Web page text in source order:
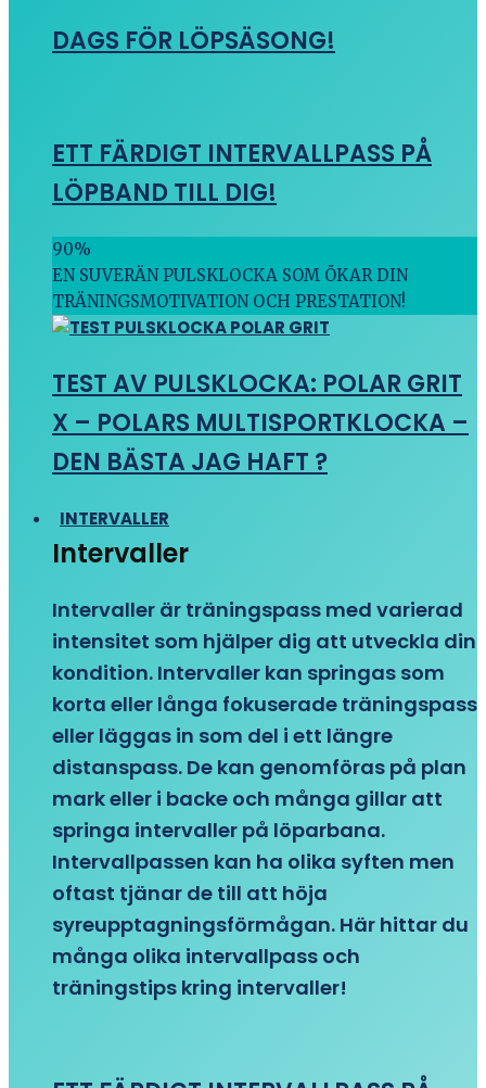
DAGS FÖR LÖPSÄSONG!
ETT FÄRDIGT INTERVALLPASS PÅ
LÖPBAND TILL DIG!
90%
EN SUVERÄN PULSKLOCKA SOM ÖKAR DIN
TRÄNINGSMOTIVATION OCH PRESTATION!
TEST AV PULSKLOCKA: POLAR GRIT
X – POLARS MULTISPORTKLOCKA –
DEN BÄSTA JAG HAFT ?
INTERVALLER
Intervaller
Intervaller är träningspass med varierad
intensitet som hjälper dig att utveckla din
kondition. Intervaller kan springas som
korta eller långa fokuserade träningspass
eller läggas in som del i ett längre
distanspass. De kan genomföras på plan
mark eller i backe och många gillar att
springa intervaller på löparbana.
Intervallpassen kan ha olika syften men
oftast tjänar de till att höja
syreupptagningsförmågan. Här hittar du
många olika intervallpass och
träningstips kring intervaller!